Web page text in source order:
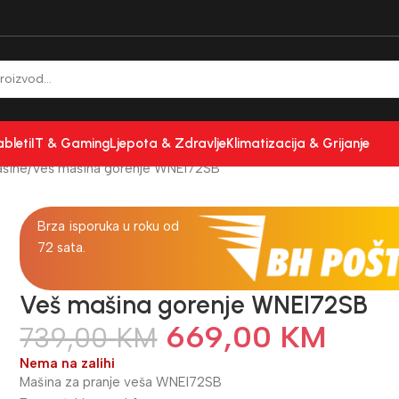
IT & GamingLjepota & ZdravljeKlimatizacija & Grijanje
Veš mašina gorenje WNEI72SB
Brza isporuka u roku od
72 sata.
Veš mašina gorenje WNEI72SB
739,00KM 669,00 KM
Nema na zalihi
Mašina za pranje veša WNEI72SB